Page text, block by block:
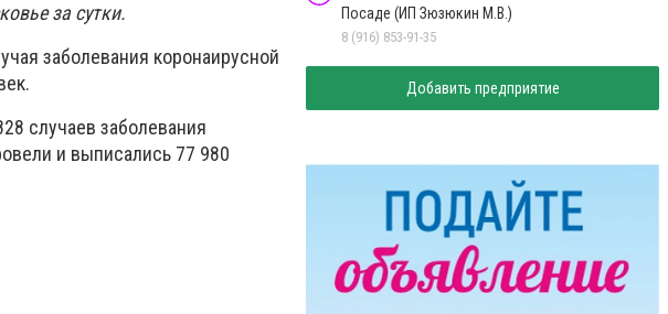
за сутки.
заболевания коронаирусной
случаев заболевания
и выписались 77 980
Посаде (ИП Зюзюкин М.В.)
8 (916) 853-91-35
Добавить предприятие